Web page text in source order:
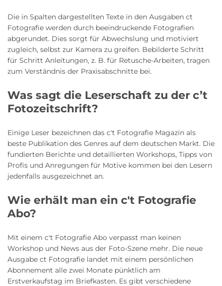
Die in Spalten dargestellten Texte in den Ausgaben ct
Fotografie werden durch beeindruckende Fotografien
abgerundet. Dies sorgt für Abwechslung und motiviert
zugleich, selbst zur Kamera zu greifen. Bebilderte Schritt
für Schritt Anleitungen, z. B. für Retusche-Arbeiten, tragen
zum Verständnis der Praxisabschnitte bei.
Was sagt die Leserschaft zu der c’t
Fotozeitschrift?
Einige Leser bezeichnen das c't Fotografie Magazin als
beste Publikation des Genres auf dem deutschen Markt. Die
fundierten Berichte und detaillierten Workshops, Tipps von
Profis und Anregungen für Motive kommen bei den Lesern
jedenfalls ausgezeichnet an.
Wie erhält man ein c't Fotografie
Abo?
Mit einem c't Fotografie Abo verpasst man keinen
Workshop und News aus der Foto-Szene mehr. Die neue
Ausgabe ct Fotografie landet mit einem persönlichen
Abonnement alle zwei Monate pünktlich am
Erstverkaufstag im Briefkasten. Es gibt verschiedene